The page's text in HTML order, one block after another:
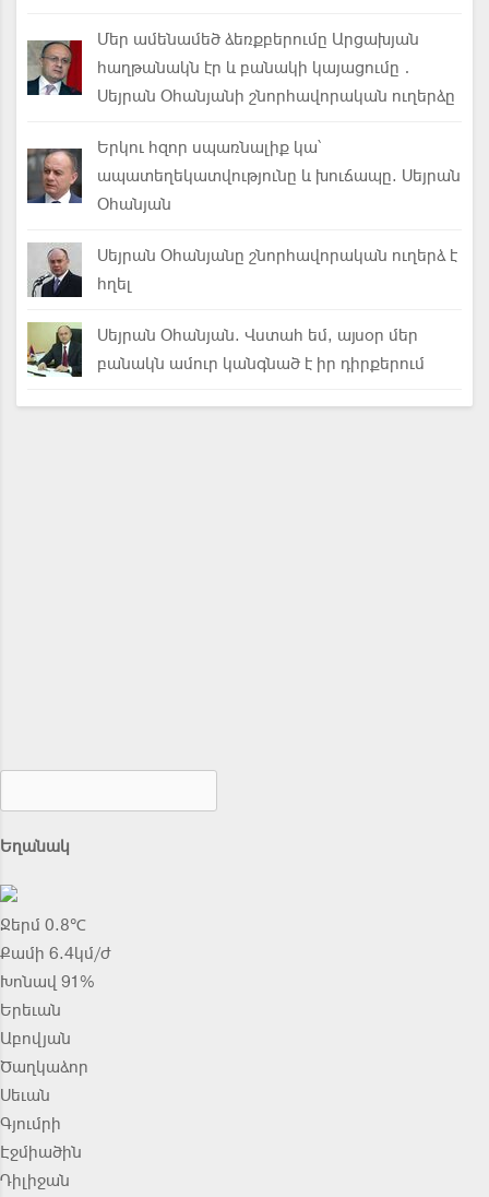
Մեր ամենամեծ ձեռքբերումը Արցախյան
հաղթանակն էր և բանակի կայացումը․
Սեյրան Օհանյանի շնորհավորական ուղերձը
Երկու հզոր սպառնալիք կա՝
ապատեղեկատվությունը և խուճապը. Սեյրան
Օհանյան
Սեյրան Օհանյանը շնորհավորական ուղերձ է
հղել
Սեյրան Օհանյան. Վստահ եմ, այսօր մեր
բանակն ամուր կանգնած է իր դիրքերում
Եղանակ
Ջերմ 0.8℃
Քամի 6.4կմ/ժ
Խոնավ 91%
Երեւան
Աբովյան
Ծաղկաձոր
Սեւան
Գյումրի
Էջմիածին
Դիլիջան